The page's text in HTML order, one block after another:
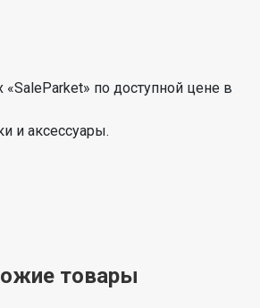
по доступной цене в
и аксессуары.
товары